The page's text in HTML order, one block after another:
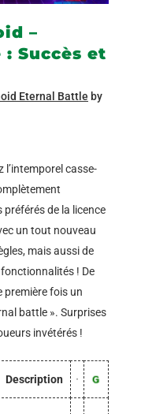
–
Succès et
Eternal Battle by
l’intemporel casse-
préférés de la licence
un tout nouveau
mais aussi de
! De
première fois un
battle ». Surprises
invétérés !
Description